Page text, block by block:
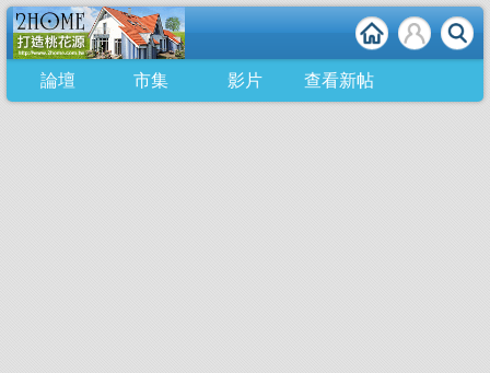
論壇 市集 影片 查看新帖